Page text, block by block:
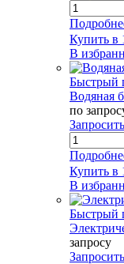
Купить в
В
Быстрый
Водяная
по
Купить в
В
Быстрый
запросу